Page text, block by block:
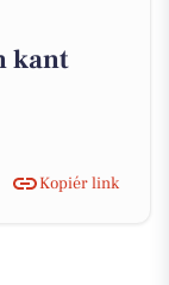
kant
Kopiér link